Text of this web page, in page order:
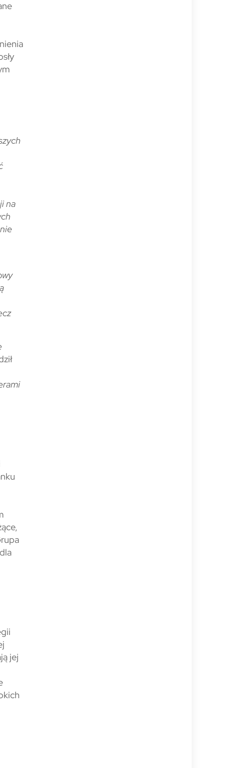
na
jej